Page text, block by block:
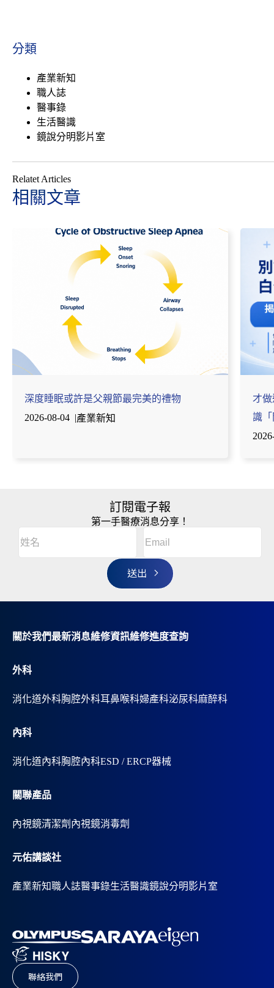
分類
產業新知
職人誌
醫事錄
生活醫識
鏡說分明影片室
Relatet Articles
相關文章
深度睡眠或許是父親節最完美的禮物
2026-08-04 |產業新知
才
識
訂閱電子報
第一手醫療消息分享！
名
(Required)
r
n
v
e
關於我們最新消息維修資訊維修進度查詢
外科
消化道外科胸腔外科耳鼻喉科婦產科泌尿科麻醉科
內科
消化道內科胸腔內科ESD / ERCP器械
關聯產品
內視鏡清潔劑 內視鏡消毒劑
元佑講談社
產業新知職人誌醫事錄生活醫識鏡說分明影片室
聯絡我們